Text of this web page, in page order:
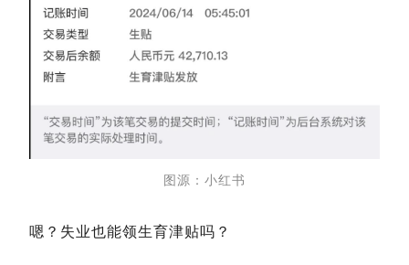
图源：小红书
嗯？失业也能领生育津贴吗？